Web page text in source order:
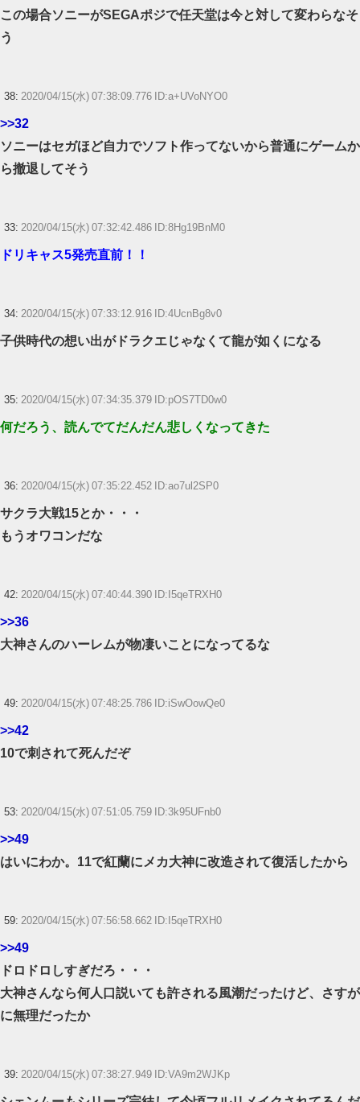
この場合ソニーがSEGAポジで任天堂は今と対して変わらなそ
う
38: 2020/04/15(水) 07:38:09.776 ID:a+UVoNYO0
>>32
ソニーはセガほど自力でソフト作ってないから普通にゲームか
ら撤退してそう
33: 2020/04/15(水) 07:32:42.486 ID:8Hg19BnM0
ドリキャス5発売直前！！
34: 2020/04/15(水) 07:33:12.916 ID:4UcnBg8v0
子供時代の想い出がドラクエじゃなくて龍が如くになる
35: 2020/04/15(水) 07:34:35.379 ID:pOS7TD0w0
何だろう、読んでてだんだん悲しくなってきた
36: 2020/04/15(水) 07:35:22.452 ID:ao7ul2SP0
サクラ大戦15とか・・・
もうオワコンだな
42: 2020/04/15(水) 07:40:44.390 ID:I5qeTRXH0
>>36
大神さんのハーレムが物凄いことになってるな
49: 2020/04/15(水) 07:48:25.786 ID:iSwOowQe0
>>42
10で刺されて死んだぞ
53: 2020/04/15(水) 07:51:05.759 ID:3k95UFnb0
>>49
はいにわか。11で紅蘭にメカ大神に改造されて復活したから
59: 2020/04/15(水) 07:56:58.662 ID:I5qeTRXH0
>>49
ドロドロしすぎだろ・・・
大神さんなら何人口説いても許される風潮だったけど、さすが
に無理だったか
39: 2020/04/15(水) 07:38:27.949 ID:VA9m2WJKp